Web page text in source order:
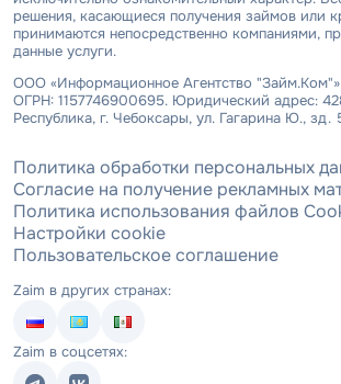
решения, касающиеся получения займов или
принимаются непосредственно компаниями,
данные услуги.
ООО «Информационное Агентство
ОГРН: 1157746900695. Юридический адрес:
Республика, г. Чебоксары, ул. Гагарина Ю.,
Политика обработки персональных
Согласие на получение рекламных
Политика использования файлов
Настройки cookie
Пользовательское соглашение
Zaim в других странах:
Zaim в соцсетях: